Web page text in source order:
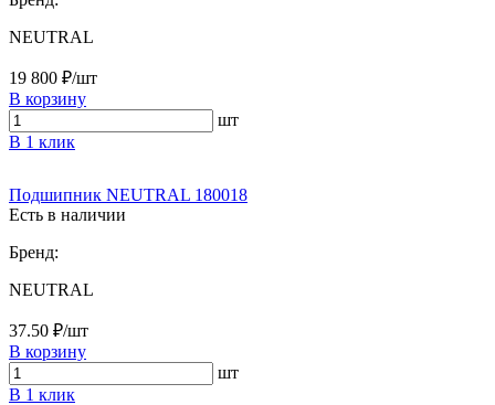
NEUTRAL
19 800 ₽/шт
В корзину
шт
В 1 клик
Подшипник NEUTRAL 180018
Есть в наличии
Бренд:
NEUTRAL
37.50 ₽/шт
В корзину
шт
В 1 клик